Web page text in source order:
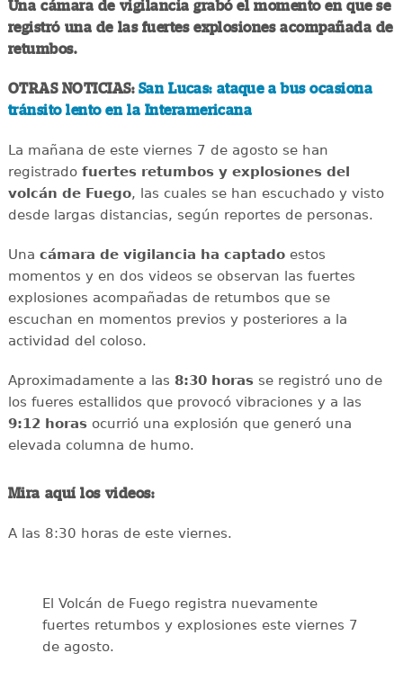
Una cámara de vigilancia grabó el momento en que se
registró una de las fuertes explosiones acompañada de
retumbos.
OTRAS NOTICIAS: San Lucas: ataque a bus ocasiona
tránsito lento en la Interamericana
La mañana de este viernes 7 de agosto se han
registrado fuertes retumbos y explosiones del
volcán de Fuego, las cuales se han escuchado y visto
desde largas distancias, según reportes de personas.
Una cámara de vigilancia ha captadoestos
momentos y en dos videos se observan las fuertes
explosiones acompañadas de retumbos que se
escuchan en momentos previos y posteriores a la
actividad del coloso.
Aproximadamente a las 8:30 horasse registró uno de
los fueres estallidos que provocó vibraciones y a las
9:12 horasocurrió una explosión que generó una
elevada columna de humo.
Mira aquí los videos:
A las 8:30 horas de este viernes.
El Volcán de Fuego registra nuevamente
fuertes retumbos y explosiones este viernes 7
de agosto.